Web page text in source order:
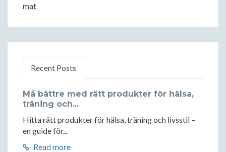
mat
Recent Posts
Må bättre med rätt produkter för hälsa,
träning och...
Hitta rätt produkter för hälsa, träning och livsstil –
en guide för...
Read more